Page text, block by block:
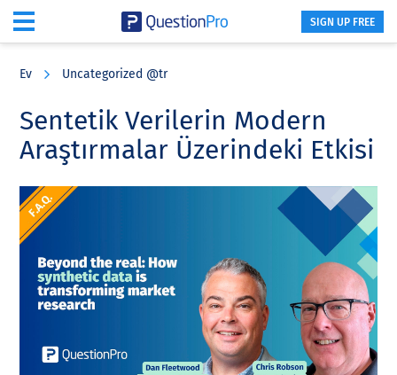
content
sidebar
SIGN UP FREE
Ev Uncategorized @tr
Sentetik Verilerin Modern
Araştırmalar Üzerindeki Etkisi